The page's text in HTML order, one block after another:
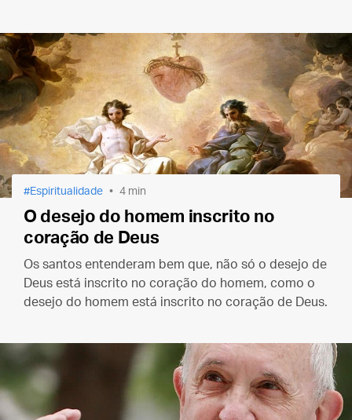
Espiritualidade 4 min
O desejo do homem inscrito no
coração de Deus
Os santos entenderam bem que, não só o desejo de
Deus está inscrito no coração do homem, como o
desejo do homem está inscrito no coração de Deus.